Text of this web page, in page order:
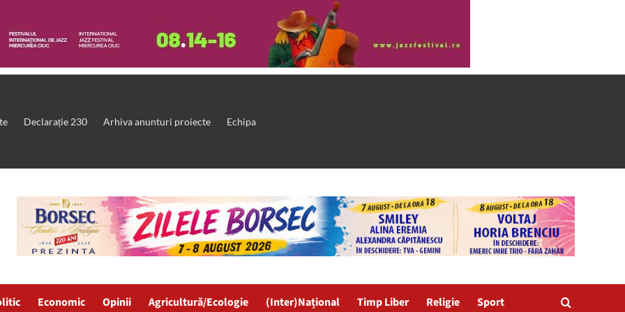
Declarație 230 Arhiva anunturi proiecte Echipa
Economic Opinii Agricultură/Ecologie (Inter)Național Timp Liber Religie Sport